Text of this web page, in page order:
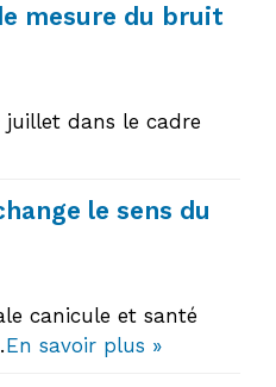
mesure du bruit
juillet dans le cadre
le sens du
canicule et santé
En savoir plus »